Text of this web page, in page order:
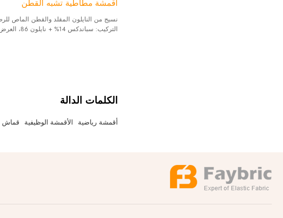
أقمشة مطاطية تشبه القطن
نسيج من النايلون المقلد والقطن الماص
الكلمات الدالة
أقمشة رياضية الأقمشة الوظيفية قماش